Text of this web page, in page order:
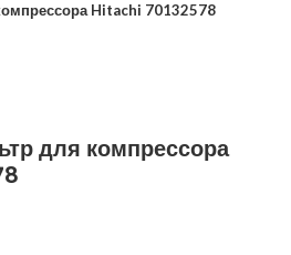
Hitachi 70132578
для компрессора